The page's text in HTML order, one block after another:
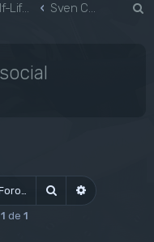
Half-Life & Mods Sven Co-Op
Buscar Búsqueda
1 de 1